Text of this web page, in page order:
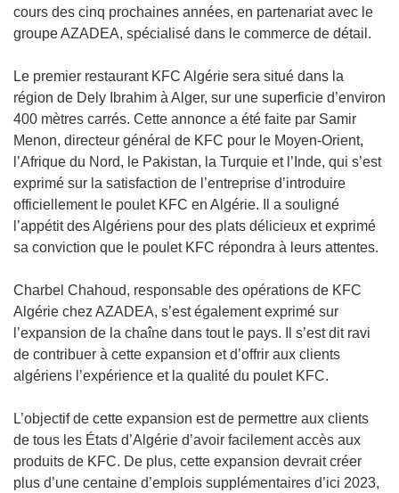
cours des cinq prochaines années, en partenariat avec le
groupe AZADEA, spécialisé dans le commerce de détail.
Le premier restaurant KFC Algérie sera situé dans la
région de Dely Ibrahim à Alger, sur une superficie d’environ
400 mètres carrés. Cette annonce a été faite par Samir
Menon, directeur général de KFC pour le Moyen-Orient,
l’Afrique du Nord, le Pakistan, la Turquie et l’Inde, qui s’est
exprimé sur la satisfaction de l’entreprise d’introduire
officiellement le poulet KFC en Algérie. Il a souligné
l’appétit des Algériens pour des plats délicieux et exprimé
sa conviction que le poulet KFC répondra à leurs attentes.
Charbel Chahoud, responsable des opérations de KFC
Algérie chez AZADEA, s’est également exprimé sur
l’expansion de la chaîne dans tout le pays. Il s’est dit ravi
de contribuer à cette expansion et d’offrir aux clients
algériens l’expérience et la qualité du poulet KFC.
L’objectif de cette expansion est de permettre aux clients
de tous les États d’Algérie d’avoir facilement accès aux
produits de KFC. De plus, cette expansion devrait créer
plus d’une centaine d’emplois supplémentaires d’ici 2023,